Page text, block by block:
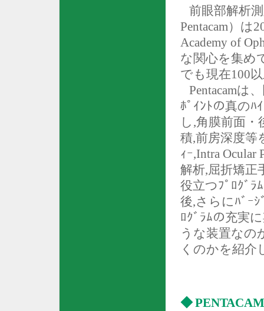
前眼部解析
Pentacam）は
Academy of
な関心を集め
でも現在100
Pentacamは
ﾎﾟｲﾝﾄの真のﾊ
し ,角膜前面・
積,前房深度等
ｨｰ,Intra Ocular
解析,屈折矯正
役立つﾌﾟﾛｸﾞﾗ
後,さらにﾊﾞｰ
ﾛｸﾞﾗﾑの充実
うな装置なの
くのかを紹介
◆PENTACAM